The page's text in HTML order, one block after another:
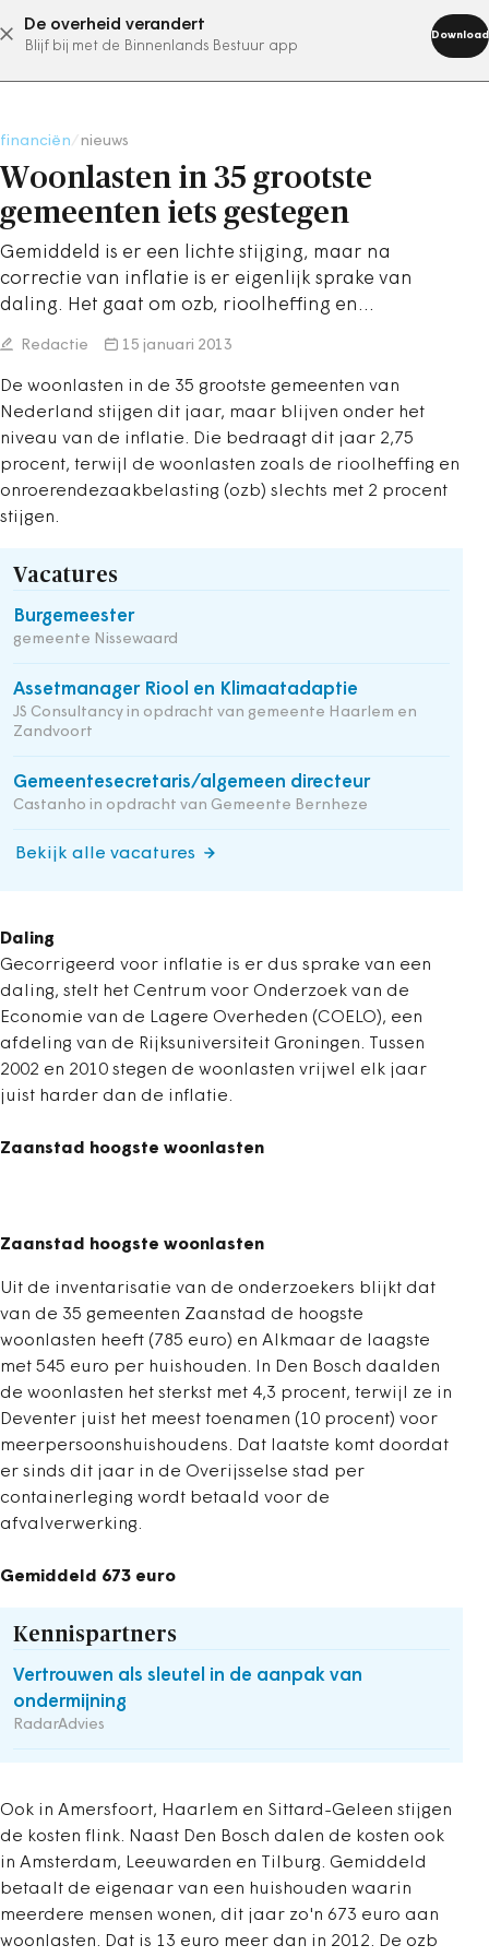
De overheid verandert
Blijf bij met de Binnenlands Bestuur app
Download
abonneer nu
financiën nieuws
Woonlasten in 35 grootste
gemeenten iets gestegen
Gemiddeld is er een lichte stijging, maar na
correctie van inflatie is er eigenlijk sprake van
daling. Het gaat om ozb, rioolheffing en…
Redactie 15 januari 2013
De woonlasten in de 35 grootste gemeenten van
Nederland stijgen dit jaar, maar blijven onder het
niveau van de inflatie. Die bedraagt dit jaar 2,75
procent, terwijl de woonlasten zoals de rioolheffing en
onroerendezaakbelasting (ozb) slechts met 2 procent
stijgen.
Vacatures
Burgemeester
gemeente Nissewaard
Assetmanager Riool en Klimaatadaptie
JS Consultancy in opdracht van gemeente Haarlem en
Zandvoort
Gemeentesecretaris/algemeen directeur
Castanho in opdracht van Gemeente Bernheze
Bekijk alle vacatures
Daling
Gecorrigeerd voor inflatie is er dus sprake van een
daling, stelt het Centrum voor Onderzoek van de
Economie van de Lagere Overheden (COELO), een
afdeling van de Rijksuniversiteit Groningen. Tussen
2002 en 2010 stegen de woonlasten vrijwel elk jaar
juist harder dan de inflatie.
Zaanstad hoogste woonlasten
Zaanstad hoogste woonlasten
Uit de inventarisatie van de onderzoekers blijkt dat
van de 35 gemeenten Zaanstad de hoogste
woonlasten heeft (785 euro) en Alkmaar de laagste
met 545 euro per huishouden. In Den Bosch daalden
de woonlasten het sterkst met 4,3 procent, terwijl ze in
Deventer juist het meest toenamen (10 procent) voor
meerpersoonshuishoudens. Dat laatste komt doordat
er sinds dit jaar in de Overijsselse stad per
containerleging wordt betaald voor de
afvalverwerking.
Gemiddeld 673 euro
Kennispartners
Vertrouwen als sleutel in de aanpak van
ondermijning
RadarAdvies
Ook in Amersfoort, Haarlem en Sittard-Geleen stijgen
de kosten flink. Naast Den Bosch dalen de kosten ook
in Amsterdam, Leeuwarden en Tilburg. Gemiddeld
betaalt de eigenaar van een huishouden waarin
meerdere mensen wonen, dit jaar zo'n 673 euro aan
woonlasten. Dat is 13 euro meer dan in 2012. De ozb